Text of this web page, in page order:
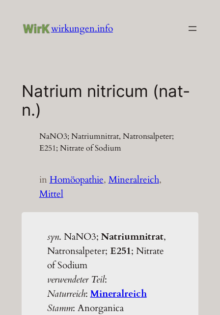
Inhalt
wirkungen.info
Natrium nitricum (nat-
n.)
NaNO3; Natriumnitrat, Natronsalpeter;
E251; Nitrate of Sodium
inHomöopathie, Mineralreich
Mittel
syn. NaNO3; Natriumnitrat,
Natronsalpeter; E251; Nitrate
of Sodium
verwendeter Teil:
Naturreich:Mineralreich
Stamm: Anorganica